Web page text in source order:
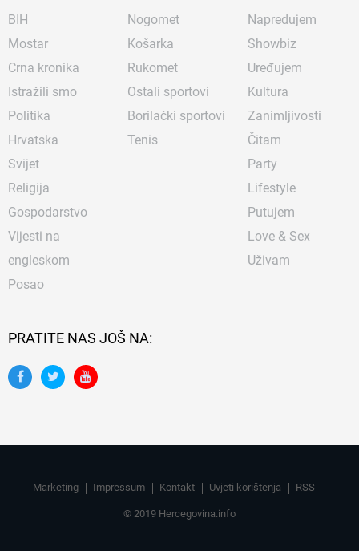
BIH
Mostar
Crna kronika
Istražili smo
Politika
Hrvatska
Svijet
Religija
Gospodarstvo
Vijesti na
engleskom
Posao
Nogomet
Košarka
Rukomet
Ostali sportovi
Borilački sportovi
Tenis
Napredujem
Showbiz
Uređujem
Kultura
Zanimljivosti
Čitam
Party
Lifestyle
Putujem
Love & Sex
Uživam
PRATITE NAS JOŠ NA:
Marketing Impressum Kontakt Uvjeti korištenja RSS
© 2019 Hercegovina.info